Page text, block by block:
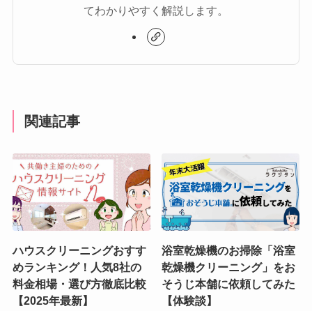
てわかりやすく解説します。
関連記事
ハウスクリーニングおすす
めランキング！人気8社の
料金相場・選び方徹底比較
【2025年最新】
浴室乾燥機のお掃除「浴室
乾燥機クリーニング」をお
そうじ本舗に依頼してみた
【体験談】